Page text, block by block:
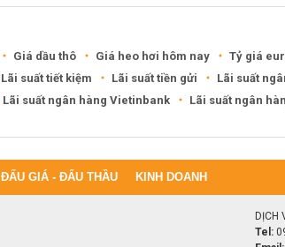
Giá dầu thô Giá heo hơi hôm nay Tỷ giá
Lãi suất tiết kiệm Lãi suất tiền gửi
Lãi suất
Lãi suất ngân hàng Vietinbank Lãi suất ngân
ĐẤU GIÁ - ĐẤU THẦU KINH DOANH
DỊCH
Tel: